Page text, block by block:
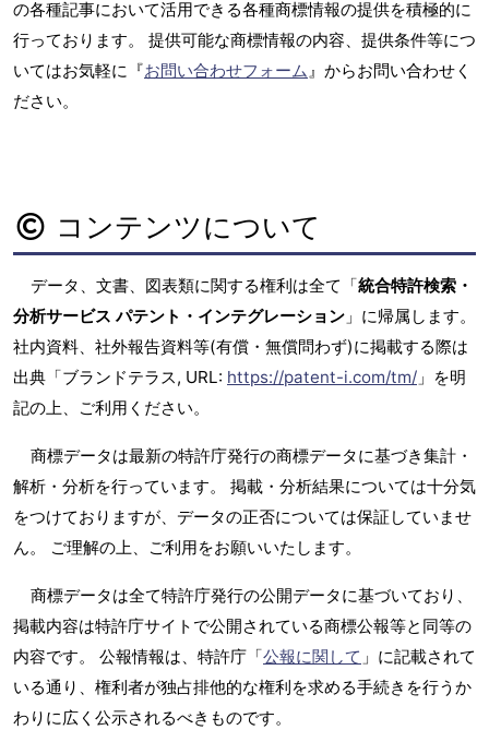
の各種記事において活用できる各種商標情報の提供を積極的に
行っております。 提供可能な商標情報の内容、提供条件等につ
いてはお気軽に『お問い合わせフォーム』からお問い合わせく
ださい。
コンテンツについて
データ、文書、図表類に関する権利は全て「統合特許検索・
分析サービス パテント・インテグレーション 」に帰属します。
社内資料、社外報告資料等(有償・無償問わず)に掲載する際は
出典「ブランドテラス, URL: https://patent-i.com/tm/ 」を明
記の上、ご利用ください。
商標データは最新の特許庁発行の商標データに基づき集計・
解析・分析を行っています。 掲載・分析結果については十分気
をつけておりますが、データの正否については保証していませ
ん。 ご理解の上、ご利用をお願いいたします。
商標データは全て特許庁発行の公開データに基づいており、
掲載内容は特許庁サイトで公開されている商標公報等と同等の
内容です。 公報情報は、特許庁「公報に関して 」に記載されて
いる通り、権利者が独占排他的な権利を求める手続きを行うか
わりに広く公示されるべきものです。